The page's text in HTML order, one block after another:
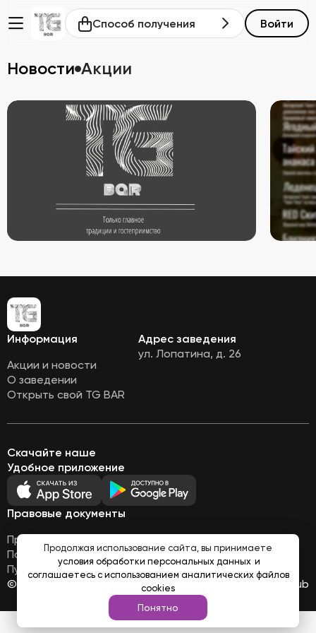
Способ получения Войти
Новости Акции
Информация
Акции и новости
О заведении
Открыть свой TG BAR
Адрес заведения
ул. Лопатина, д. 26
Скачайте наше
Удобное приложение
Правовые документы
Правовая информация
Политика обработки персональных данных
Публичная оферта
© Все права защищены 2026Работает на Loyalhub
Продолжая использование сайта, вы принимаете
условия обработки персональных данных и
соглашаетесь с использованием аналитических файлов
cookies
Понятно